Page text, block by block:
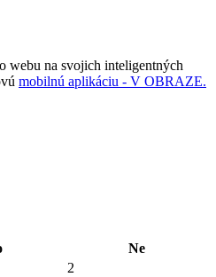
webu na svojich inteligentných
mobilnú aplikáciu - V OBRAZE.
Ne
2